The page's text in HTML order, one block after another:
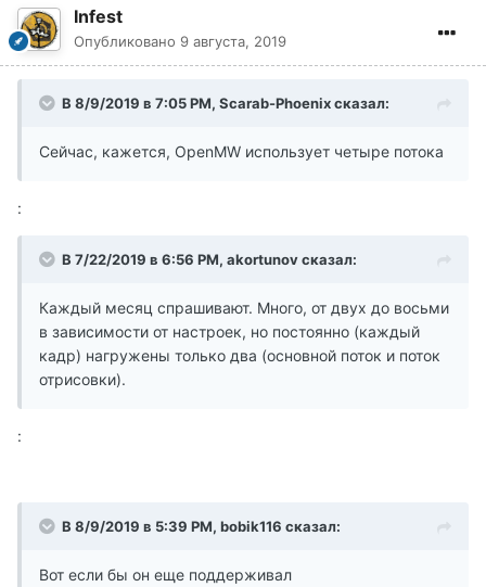
Infest
Опубликовано 9 августа, 2019
В 8/9/2019 в 7:05 PM, Scarab-Phoenix сказал:
Сейчас, кажется, OpenMW использует четыре потока
:
В 7/22/2019 в 6:56 PM, akortunov сказал:
Каждый месяц спрашивают. Много, от двух до восьми
в зависимости от настроек, но постоянно (каждый
кадр) нагружены только два (основной поток и поток
отрисовки).
:
В 8/9/2019 в 5:39 PM, bobik116 сказал:
Вот если бы он еще поддерживал